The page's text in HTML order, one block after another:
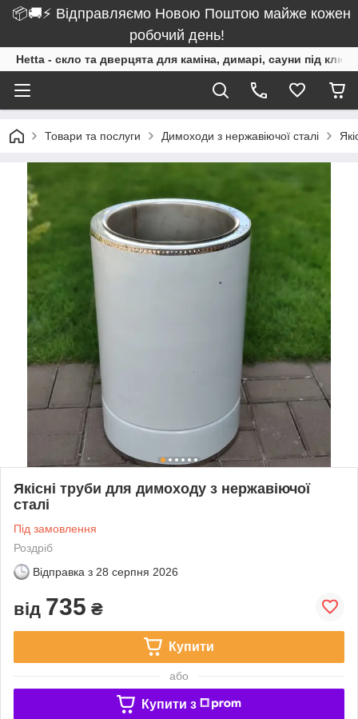
📦🚚⚡ Відправляємо Новою Поштою майже кожен
робочий день!
Hetta - скло та дверцята для каміна, димарі, сауни під ключ
Товари та послуги Димоходи з нержавіючої сталі
Якісні труби для димоходу з нержавіючої
сталі
Під замовлення
Роздріб
Відправка з 28 серпня 2026
від 735 ₴
Купити
або
Купити з